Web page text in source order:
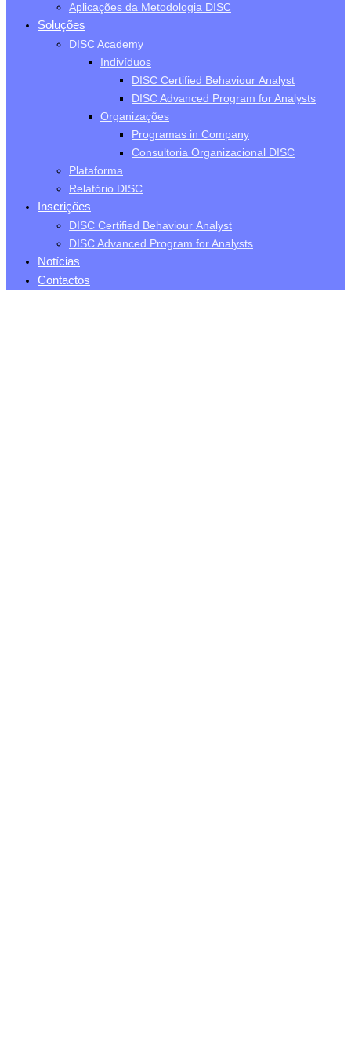
Aplicações da Metodologia DISC
Soluções
DISC Academy
Indivíduos
DISC Certified Behaviour Analyst
DISC Advanced Program for Analysts
Organizações
Programas in Company
Consultoria Organizacional DISC
Plataforma
Relatório DISC
Inscrições
DISC Certified Behaviour Analyst
DISC Advanced Program for Analysts
Notícias
Contactos